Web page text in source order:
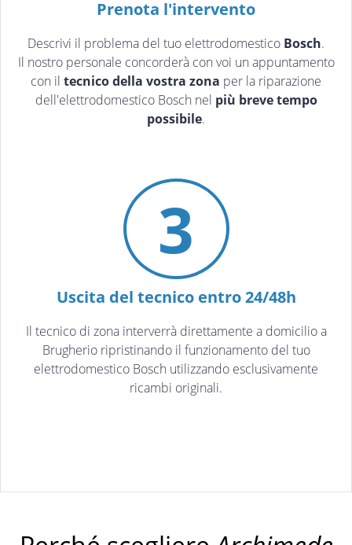
Prenota l'intervento
Descrivi il problema del tuo elettrodomestico Bosch.
Il nostro personale concorderà con voi un appuntamento
con il tecnico della vostra zona per la riparazione
dell'elettrodomestico Bosch nel più breve tempo
possibile.
3
Uscita del tecnico entro 24/48h
Il tecnico di zona interverrà direttamente a domicilio a
Brugherio ripristinando il funzionamento del tuo
elettrodomestico Bosch utilizzando esclusivamente
ricambi originali.